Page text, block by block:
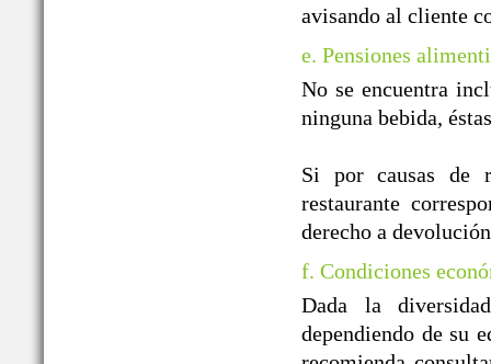
avisando al cliente
e. Pensiones
No se encuentra
ninguna bebida,
Si por causas de
restaurante
derecho a
f. Condiciones
Dada la
dependiendo de su